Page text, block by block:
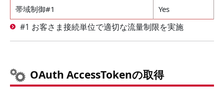
帯域制御#1
Yes
#1 お客さま接続単位で適切な流量制限を実施
OAuth AccessTokenの取得